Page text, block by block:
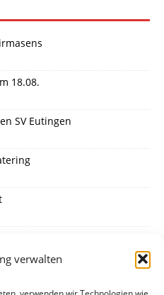
verwalten
18.08.
SV Eutingen